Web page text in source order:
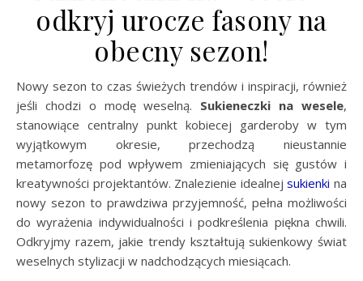
odkryj urocze fasony na
obecny sezon!
Nowy sezon to czas świeżych trendów i inspiracji, również
jeśli chodzi o modę weselną. Sukieneczki na wesele,
stanowiące centralny punkt kobiecej garderoby w tym
wyjątkowym okresie, przechodzą nieustannie
metamorfozę pod wpływem zmieniających się gustów i
kreatywności projektantów. Znalezienie idealnejsukienki na
nowy sezon to prawdziwa przyjemność, pełna możliwości
do wyrażenia indywidualności i podkreślenia piękna chwili.
Odkryjmy razem, jakie trendy kształtują sukienkowy świat
weselnych stylizacji w nadchodzących miesiącach.